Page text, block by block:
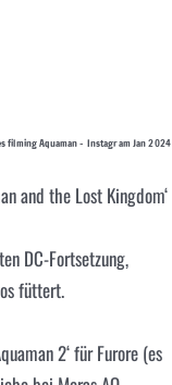
filming Aquaman – Instagram Jan 2024
and the Lost Kingdom‘
DC-Fortsetzung,
füttert.
2‘ für Furore (es